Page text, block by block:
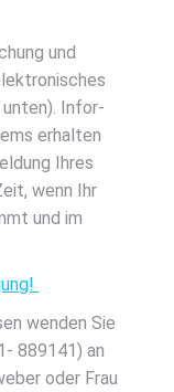
und
unten). Infor­
erhal­ten
Ihres
wenn Ihr
und im
wen­den Sie
889141) an
oder Frau